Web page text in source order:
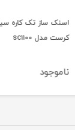
اسنک ساز تک کاره سیلور
کرست مدل sc۱۱۰۰
ناموجود